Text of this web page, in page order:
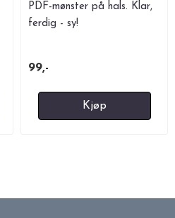
PDF-mønster på hals. Klar,
ferdig - sy!
99,-
Kjøp